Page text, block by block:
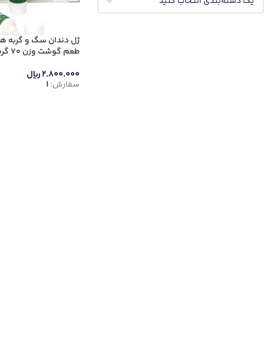
ژل دندان سگ و گربه
طعم گوشت وزن 70 گرم
۲.۸۰۰.۰۰۰ریال
سفارش:1